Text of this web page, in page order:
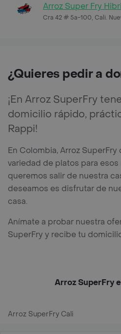
Arroz Super Fry
Cra 42 # 5a-100, Cali.
¿Quieres pedir a
¡En Arroz SuperFry
domicilio rápido,
Rappi!
En Colombia, Arroz
variedad de platos para
queremos salir de nuestra
deseamos es disfrutar de
casa.
Anímate a probar nuestra
SuperFry y recibe tu
Arroz SuperFry
Arroz SuperFry Cali